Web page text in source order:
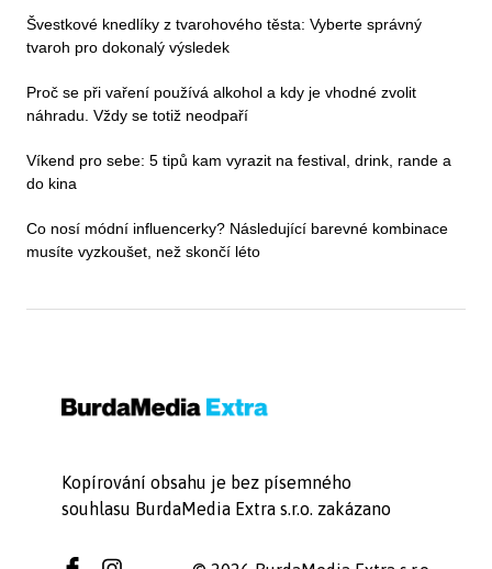
Švestkové knedlíky z tvarohového těsta: Vyberte správný
tvaroh pro dokonalý výsledek
Proč se při vaření používá alkohol a kdy je vhodné zvolit
náhradu. Vždy se totiž neodpaří
Víkend pro sebe: 5 tipů kam vyrazit na festival, drink, rande a
do kina
Co nosí módní influencerky? Následující barevné kombinace
musíte vyzkoušet, než skončí léto
Kopírování obsahu je bez písemného
souhlasu BurdaMedia Extra s.r.o. zakázano